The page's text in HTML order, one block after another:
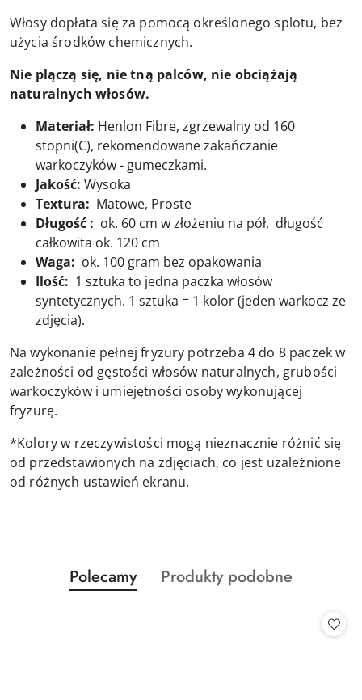
Włosy dopłata się za pomocą określonego splotu, bez
użycia środków chemicznych.
Nie plączą się, nie tną palców, nie obciążają
naturalnych włosów.
Materiał: Henlon Fibre, zgrzewalny od 160
stopni(C), rekomendowane zakańczanie
warkoczyków - gumeczkami.
Jakość: Wysoka
Textura: Matowe, Proste
Długość : ok. 60 cm w złożeniu na pół, długość
całkowita ok. 120 cm
Waga: ok. 100 gram bez opakowania
Ilość: 1 sztuka to jedna paczka włosów
syntetycznych. 1 sztuka = 1 kolor (jeden warkocz ze
zdjęcia).
Na wykonanie pełnej fryzury potrzeba 4 do 8 paczek w
zależności od gęstości włosów naturalnych, grubości
warkoczyków i umiejętności osoby wykonującej
fryzurę.
*Kolory w rzeczywistości mogą nieznacznie różnić się
od przedstawionych na zdjęciach, co jest uzależnione
od różnych ustawień ekranu.
Pomiń karuzelę produktów
Produkty
o
Polecamy
Produkty
Produkty podobne